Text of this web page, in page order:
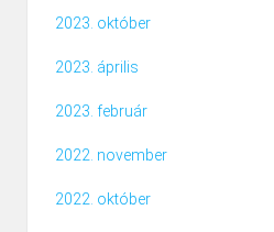
2023. október
2023. április
2023. február
2022. november
2022. október